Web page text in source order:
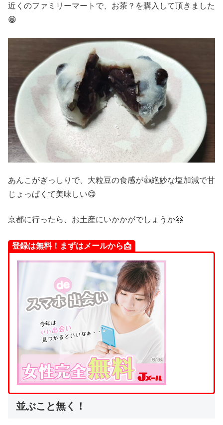
近くのファミリーマートで、お茶？を購入して頂きました
😁
あんこがぎっしりで、大粒豆の食感が👍絶妙な塩加減で甘
じょっぱくて美味しい😋
京都に行ったら、お土産にいかかがでしょうか🤗
登録は無料！まずはメールから📩
並ぶこと無く！